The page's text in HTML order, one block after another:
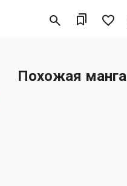
Похожая манга